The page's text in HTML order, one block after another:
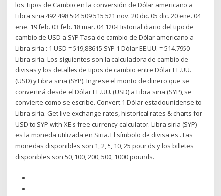
los Tipos de Cambio en la conversión de Dólar americano a
Libra siria 492 498 504 509 515 521 nov. 20 dic. 05 dic. 20 ene. 04
ene. 19 feb. 03 feb. 18 mar. 04 120-Historial diario del tipo de
cambio de USD a SYP Tasa de cambio de Dólar americano a
Libra siria : 1 USD = 519,88615 SYP 1 Dólar EE.UU. = 514.7950
Libra siria. Los siguientes son la calculadora de cambio de
divisas y los detalles de tipos de cambio entre Dólar EE.UU.
(USD) y Libra siria (SYP). Ingrese el monto de dinero que se
convertirá desde el Dólar EE.UU. (USD) a Libra siria (SYP), se
convierte como se escribe. Convert 1 Dólar estadounidense to
Libra siria. Get live exchange rates, historical rates & charts for
USD to SYP with XE's free currency calculator. Libra siria (SYP)
es la moneda utilizada en Siria. El símbolo de divisa es . Las
monedas disponibles son 1, 2, 5, 10, 25 pounds y los billetes
disponibles son 50, 100, 200, 500, 1000 pounds.